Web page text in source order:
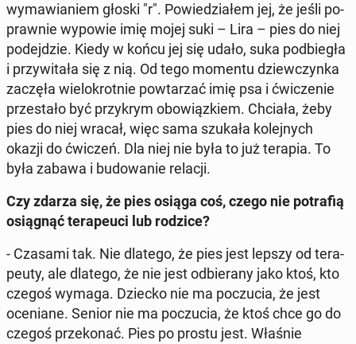
wy­ma­wia­niem głoski "r". Po­wie­dzia­łem jej, że jeśli po­
praw­nie wypowie imię mojej suki – Lira – pies do niej
po­dej­dzie. Kiedy w końcu jej się udało, suka pod­bie­gła
i przy­wi­ta­ła się z nią. Od tego momentu dziew­czyn­ka
zaczęła wie­lo­krot­nie po­wta­rzać imię psa i ćwi­cze­nie
prze­sta­ło być przy­krym obo­wiąz­kiem. Chciała, żeby
pies do niej wracał, więc sama szukała ko­lej­nych
okazji do ćwiczeń. Dla niej nie była to już terapia. To
była zabawa i bu­do­wa­nie relacji.
Czy zdarza się, że pies osiąga coś, czego nie po­tra­fią
osią­gnąć te­ra­peu­ci lub rodzice?
- Czasami tak. Nie dlatego, że pies jest lepszy od te­ra­
peu­ty, ale dlatego, że nie jest od­bie­ra­ny jako ktoś, kto
czegoś wymaga. Dziecko nie ma po­czu­cia, że jest
oce­nia­ne. Senior nie ma po­czu­cia, że ktoś chce go do
czegoś prze­ko­nać. Pies po prostu jest. Właśnie